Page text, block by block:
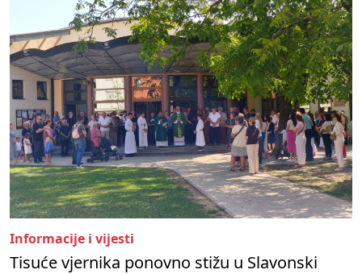
Informacije i vijesti
Tisuće vjernika ponovno stižu u Slavonski